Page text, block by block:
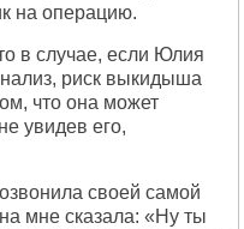
на операцию.
в случае, если Юлия
риск выкидыша
что она может
увидев его,
своей самой
мне сказала: «Ну ты